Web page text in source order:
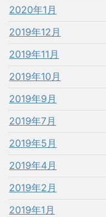
2020年1月
2019年12月
2019年11月
2019年10月
2019年9月
2019年7月
2019年5月
2019年4月
2019年2月
2019年1月